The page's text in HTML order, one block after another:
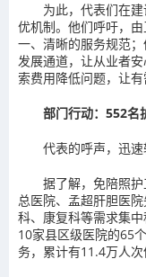
为此，代表们在
优机制。他们呼吁，
一、清晰的服务规范
发展通道，让从业者
索费用降低问题，让
部门行动： 552名
代表的呼声，迅速
据了解，免陪照
总医院、孟超肝胆医
科、康复科等需求集
10家县区级医院的65
务，累计有11.4万人次